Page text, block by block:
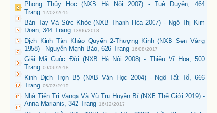
Phong Thủy Học (NXB Hà Nội 2007) - Tuệ Duyên, 464
Trang 12/02/2015
Bàn Tay Và Sức Khỏe (NXB Thanh Hóa 2007) - Ngô Thị Kim
Doan, 344 Trang 18/06/2018
Dịch Kinh Tân Khảo Quyển 2-Thượng Kinh (NXB Sen Vàng
1958) - Nguyễn Mạnh Bảo, 626 Trang 16/08/2017
Giải Mã Cuộc Đời (NXB Hà Nội 2008) - Thiệu Vĩ Hoa, 500
Trang 09/06/2018
Kinh Dịch Trọn Bộ (NXB Văn Học 2004) - Ngô Tất Tố, 666
Trang 03/03/2015
Nhà Tiên Tri Vanga Và Vũ Trụ Huyền Bí (NXB Thế Giới 2019) -
Anna Marianis, 342 Trang 16/12/2017